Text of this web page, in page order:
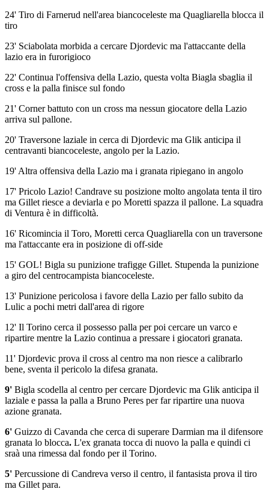
24' Tiro di Farnerud nell'area biancoceleste ma Quagliarella blocca il
tiro
23' Sciabolata morbida a cercare Djordevic ma l'attaccante della
lazio era in furorigioco
22' Continua l'offensiva della Lazio, questa volta Biagla sbaglia il
cross e la palla finisce sul fondo
21' Corner battuto con un cross ma nessun giocatore della Lazio
arriva sul pallone.
20' Traversone laziale in cerca di Djordevic ma Glik anticipa il
centravanti biancoceleste, angolo per la Lazio.
19' Altra offensiva della Lazio ma i granata ripiegano in angolo
17' Pricolo Lazio! Candrave su posizione molto angolata tenta il tiro
ma Gillet riesce a deviarla e po Moretti spazza il pallone. La squadra
di Ventura è in difficoltà.
16' Ricomincia il Toro, Moretti cerca Quagliarella con un traversone
ma l'attaccante era in posizione di off-side
15' GOL! Bigla su punizione trafigge Gillet. Stupenda la punizione
a giro del centrocampista biancoceleste.
13' Punizione pericolosa i favore della Lazio per fallo subito da
Lulic a pochi metri dall'area di rigore
12' Il Torino cerca il possesso palla per poi cercare un varco e
ripartire mentre la Lazio continua a pressare i giocatori granata.
11' Djordevic prova il cross al centro ma non riesce a calibrarlo
bene, sventa il pericolo la difesa granata.
9' Bigla scodella al centro per cercare Djordevic ma Glik anticipa il
laziale e passa la palla a Bruno Peres per far ripartire una nuova
azione granata.
6' Guizzo di Cavanda che cerca di superare Darmian ma il difensore
granata lo blocca. L'ex granata tocca di nuovo la palla e quindi ci
sraà una rimessa dal fondo per il Torino.
5' Percussione di Candreva verso il centro, il fantasista prova il tiro
ma Gillet para.